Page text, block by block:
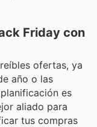
Friday con
ofertas, ya
año o las
es
aliado para
tus compras